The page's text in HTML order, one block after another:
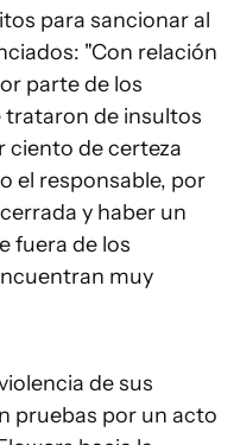
para sancionar al
"Con relación
parte de los
trataron de insultos
ciento de certeza
el responsable, por
y haber un
fuera de los
muy
de sus
pruebas por un acto